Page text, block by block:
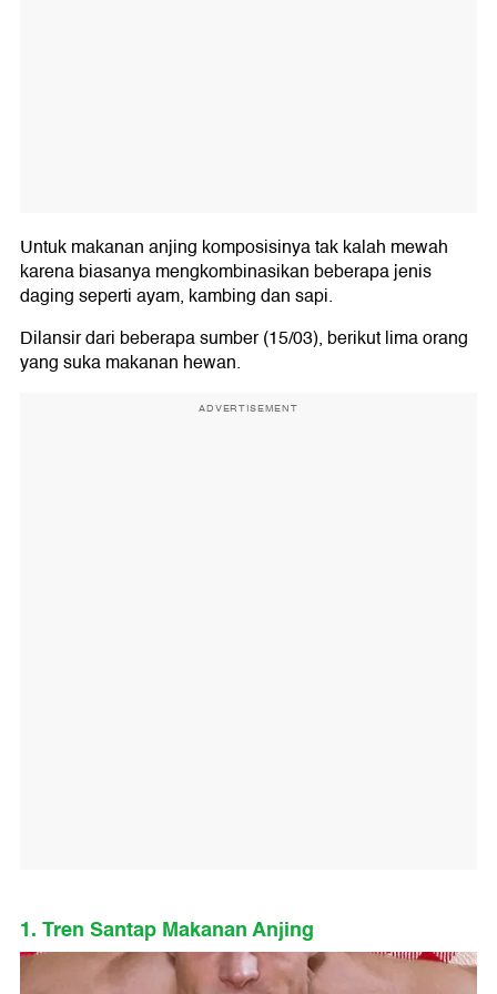
Untuk makanan anjing komposisinya tak kalah mewah
karena biasanya mengkombinasikan beberapa jenis
daging seperti ayam, kambing dan sapi.
Dilansir dari beberapa sumber (15/03), berikut lima orang
yang suka makanan hewan.
ADVERTISEMENT
1. Tren Santap Makanan Anjing